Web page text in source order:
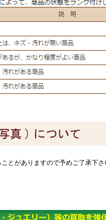
とがありますので予めご了承下さ